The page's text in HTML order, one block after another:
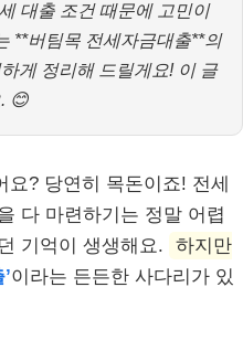
대출 조건 때문에 고민이
**버팀목 전세자금대출**의
게 정리해 드릴게요! 이 글
😊
? 당연히 목돈이죠! 전세
다 마련하기는 정말 어렵
기억이 생생해요.
하지만
이라는 든든한 사다리가 있